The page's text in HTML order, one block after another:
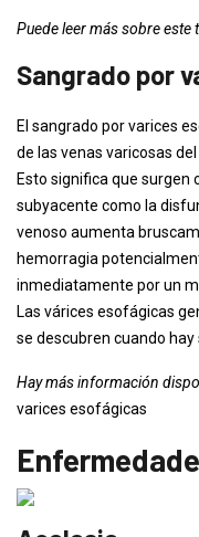
Puede leer más sobre este
Sangrado por
El sangrado por varices
de las venas varicosas
Esto significa que
subyacente como la
venoso aumenta
hemorragia
inmediatamente por un
Las várices esofágicas
se descubren cuando hay
Hay más información
varices esofágicas